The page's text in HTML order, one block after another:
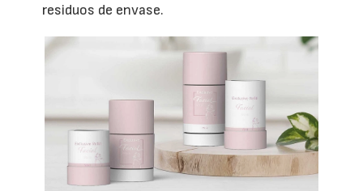
residuos de envase.